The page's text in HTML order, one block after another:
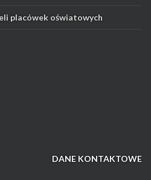
placówek oświatowych
DANE KONTAKTOWE